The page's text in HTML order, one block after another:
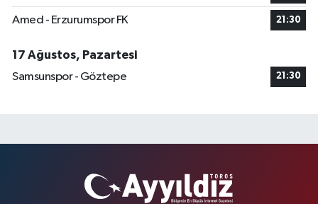
Amed - Erzurumspor FK 21:30
17 Ağustos, Pazartesi
Samsunspor - Göztepe
21:30